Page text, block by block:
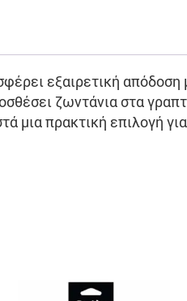
εξαιρετική απόδοση
ζωντάνια στα
μια πρακτική επιλογή